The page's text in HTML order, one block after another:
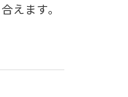
えます。